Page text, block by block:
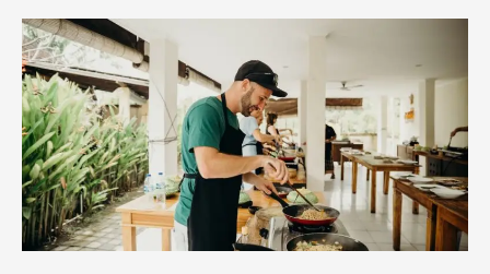
:
Histoire,
Recettes
Authentiques
et
Secrets
de
Préparation